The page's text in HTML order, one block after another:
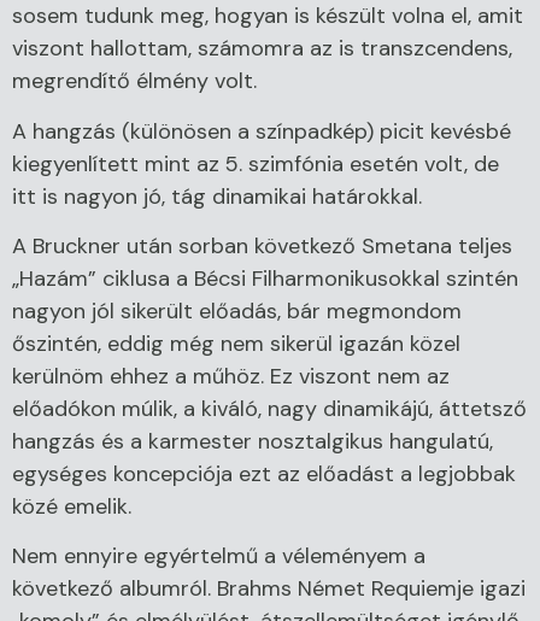
sosem tudunk meg, hogyan is készült volna el, amit
viszont hallottam, számomra az is transzcendens,
megrendítő élmény volt.
A hangzás (különösen a színpadkép) picit kevésbé
kiegyenlített mint az 5. szimfónia esetén volt, de
itt is nagyon jó, tág dinamikai határokkal.
A Bruckner után sorban következő Smetana teljes
„Hazám” ciklusa a Bécsi Filharmonikusokkal szintén
nagyon jól sikerült előadás, bár megmondom
őszintén, eddig még nem sikerül igazán közel
kerülnöm ehhez a műhöz. Ez viszont nem az
előadókon múlik, a kiváló, nagy dinamikájú, áttetsző
hangzás és a karmester nosztalgikus hangulatú,
egységes koncepciója ezt az előadást a legjobbak
közé emelik.
Nem ennyire egyértelmű a véleményem a
következő albumról. Brahms Német Requiemje igazi